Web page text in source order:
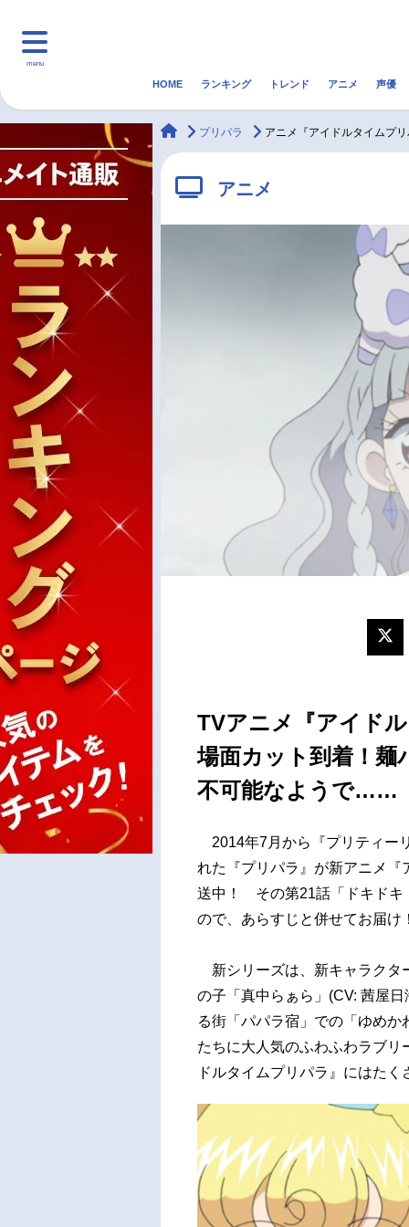
menu
マンガ・ラノベ ゲーム・アプリ
最新記事一覧
アニメ記事一覧
声優記事一覧
HOME ランキング トレンド アニメ 声優
animateTimes
プリパラ アニメ『アイドルタイムプ
アニメ
TVアニメ『アイド
場面カット到着！麺
不可能なようで……
2014年7月から『プリティー
れた『プリパラ』が新アニメ
送中！ その第21話「ドキドキ
ので、あらすじと併せてお届け
新シリーズは、新キャラクタ
の子「真中らぁら」(CV: 茜屋
る街「パパラ宿」での「ゆめ
たちに大人気のふわふわラブ
ドルタイムプリパラ』にはた